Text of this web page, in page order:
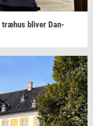
træhus bli­ver Dan­